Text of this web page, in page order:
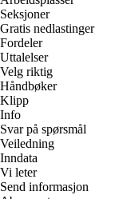
Seksjoner
Gratis nedlastinger
Fordeler
Uttalelser
Velg riktig
Håndbøker
Klipp
Info
Svar på spørsmål
Veiledning
Inndata
Vi leter
Send informasjon